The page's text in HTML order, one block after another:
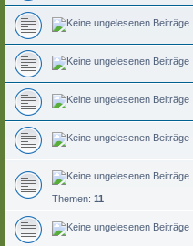
Themen: 11